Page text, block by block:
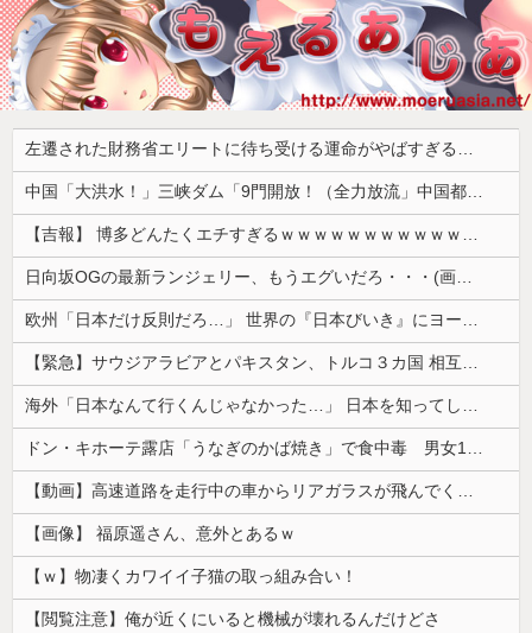
左遷された財務省エリートに待ち受ける運命がやばすぎる！と話題に、経歴自体はとんでもないものだが……
中国「大洪水！」三峡ダム「9門開放！（全力放流」中国都市「三峡沿線の道路水没」中国政府「高速道路封鎖！」中国ダム「緊急放流に合わせて開門（土砂崩れ発生」→
【吉報】 博多どんたくエチすぎるｗｗｗｗｗｗｗｗｗｗｗｗｗｗｗ
日向坂OGの最新ランジェリー、もうエグいだろ・・・(画像どーん)
欧州「日本だけ反則だろ…」 世界の『日本びいき』にヨーロッパ全土から不満の声
【緊急】サウジアラビアとパキスタン、トルコ３カ国 相互防衛協定締結
海外「日本なんて行くんじゃなかった…」 日本を知ってしまったディズニー信者、帰国後『本家』に失望する事態に
ドン・キホーテ露店「うなぎのかば焼き」で食中毒 男女14人が発熱や腹痛など訴え…サルモネラ属の菌検出
【動画】高速道路を走行中の車からリアガラスが飛んでくる事故(ﾟoﾟ)
【画像】 福原遥さん、意外とあるｗ
【ｗ】物凄くカワイイ子猫の取っ組み合い！
【閲覧注意】俺が近くにいると機械が壊れるんだけどさ